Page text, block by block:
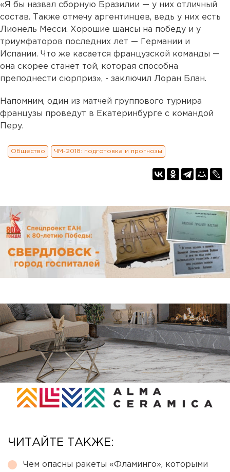
«Я бы назвал сборную Бразилии — у них отличный
состав. Также отмечу аргентинцев, ведь у них есть
Лионель Месси. Хорошие шансы на победу и у
триумфаторов последних лет — Германии и
Испании. Что же касается французской команды —
она скорее станет той, которая способна
преподнести сюрприз», - заключил Лоран Блан.
Напомним, один из матчей группового турнира
французы проведут в Екатеринбурге с командой
Перу.
Общество ЧМ-2018: подготовка и прогнозы
ЧИТАЙТЕ ТАКЖЕ:
Чем опасны ракеты «Фламинго», которыми